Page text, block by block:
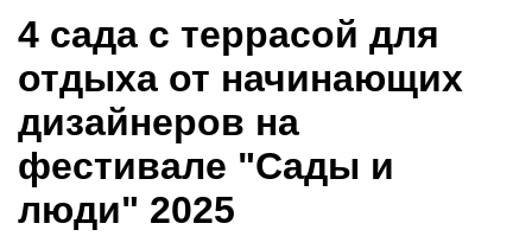
4 сада с террасой для
отдыха от начинающих
дизайнеров на
фестивале "Сады и
люди" 2025